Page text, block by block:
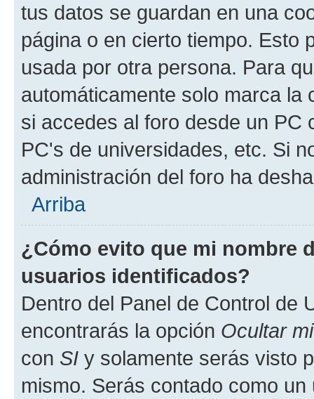
tus datos se guardan en una
página o en cierto tiempo. Esto
usada por otra persona. Para
automáticamente solo marca la
si accedes al foro desde un PC
PC's de universidades, etc. Si
administración del foro ha
Arriba
¿Cómo evito que mi nombre
usuarios identificados?
Dentro del Panel de Control de
encontrarás la opción Ocultar
con SI y solamente serás visto
mismo. Serás contado como un